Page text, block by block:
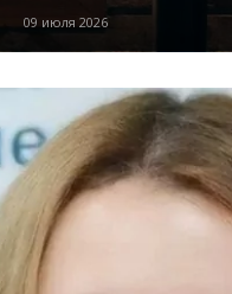
09 июля 2026